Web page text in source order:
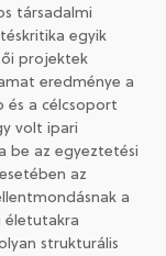
társadalmi
egyik
projektek
eredménye a
és a célcsoport
volt ipari
be az egyeztetési
az
a
életutakra
strukturális